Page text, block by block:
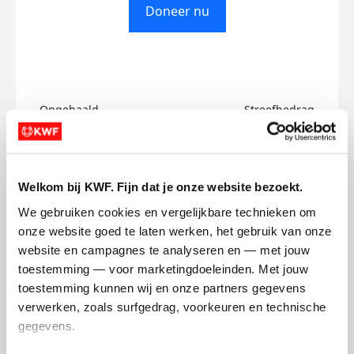
Welkom bij KWF. Fijn dat je onze website bezoekt.
We gebruiken cookies en vergelijkbare technieken om
onze website goed te laten werken, het gebruik van onze
website en campagnes te analyseren en — met jouw
toestemming — voor marketingdoeleinden. Met jouw
toestemming kunnen wij en onze partners gegevens
verwerken, zoals surfgedrag, voorkeuren en technische
gegevens.
Doneer nu
Opgehaald
€0
Streefbedrag
€100
Luna's badges